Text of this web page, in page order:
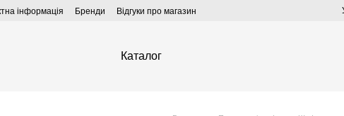
інформація Бренди Відгуки про магазин
Каталог